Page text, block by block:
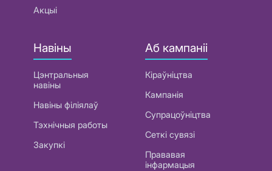
Акцыі
Навіны
Цэнтральныя
навіны
Навіны філіялаў
Тэхнічныя работы
Закупкі
Аб кампаніі
Кіраўніцтва
Кампанія
Супрацоўніцтва
Сеткі сувязі
Прававая
інфармацыя